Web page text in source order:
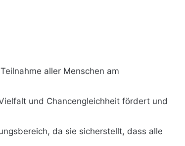
aller Menschen am
und Chancengleichheit fördert und
da sie sicherstellt, dass alle